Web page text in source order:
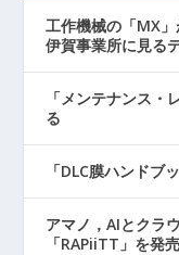
工作機械の「MX
伊賀事業所に見る
「メンテナンス
る
「DLC膜ハンド
アマノ，AIとクラ
「RAPiiTT」を発売